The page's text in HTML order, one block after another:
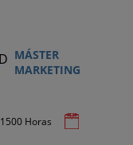
MÁSTER
MARKETING
1500 Horas